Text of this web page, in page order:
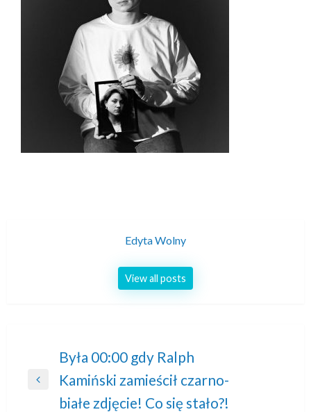
Edyta Wolny
View all posts
Nawigacja
wpisu
Previous
Była 00:00 gdy Ralph
Kamiński zamieścił czarno-
białe zdjęcie! Co się stało?!